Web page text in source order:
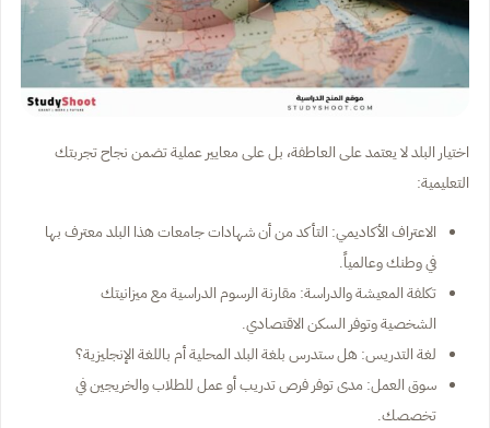
اختيار البلد لا يعتمد على العاطفة، بل على معايير عملية تضمن نجاح تجربتك
التعليمية:
الاعتراف الأكاديمي: التأكد من أن شهادات جامعات هذا البلد معترف بها
في وطنك وعالمياً.
تكلفة المعيشة والدراسة: مقارنة الرسوم الدراسية مع ميزانيتك
الشخصية وتوفر السكن الاقتصادي.
لغة التدريس: هل ستدرس بلغة البلد المحلية أم باللغة الإنجليزية؟
سوق العمل: مدى توفر فرص تدريب أو عمل للطلاب والخريجين في
تخصصك.